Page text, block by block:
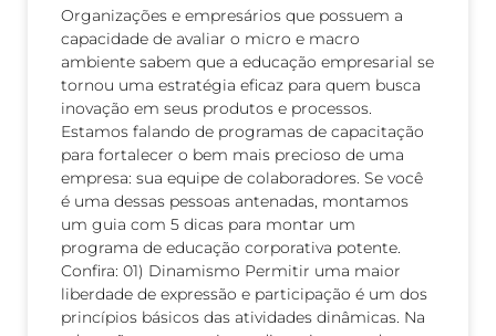
Organizações e empresários que possuem a
capacidade de avaliar o micro e macro
ambiente sabem que a educação empresarial se
tornou uma estratégia eficaz para quem busca
inovação em seus produtos e processos.
Estamos falando de programas de capacitação
para fortalecer o bem mais precioso de uma
empresa: sua equipe de colaboradores. Se você
é uma dessas pessoas antenadas, montamos
um guia com 5 dicas para montar um
programa de educação corporativa potente.
Confira: 01) Dinamismo Permitir uma maior
liberdade de expressão e participação é um dos
princípios básicos das atividades dinâmicas. Na